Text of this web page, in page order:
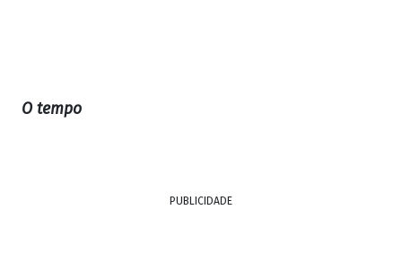
O tempo
PUBLICIDADE